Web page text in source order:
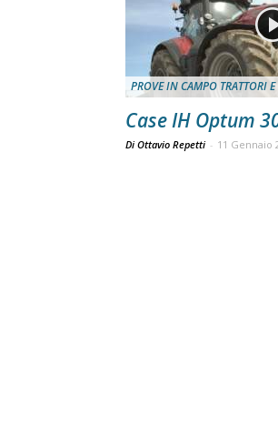
PROVE IN CAMPO TRATTORI
Case IH Optum
Di Ottavio Repetti - 11 Gennaio